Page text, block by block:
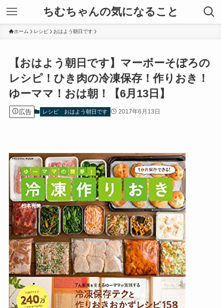
ちむちゃんの気になること
ホーム レシピ おはよう朝日です
【おはよう朝日です】マーボーそぼろの
レシピ！ひき肉の冷凍保存！作りおき！
ゆーママ！おは朝！【6月13日】
広告 レシピ おはよう朝日です 2017年6月13日